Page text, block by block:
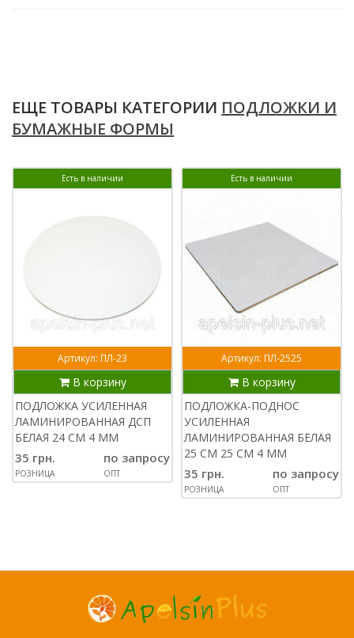
ЕЩЕ ТОВАРЫ КАТЕГОРИИ ПОДЛОЖКИ И
БУМАЖНЫЕ ФОРМЫ
Есть в наличии
Артикул: ПЛ-23
В корзину
ПОДЛОЖКА УСИЛЕННАЯ
ЛАМИНИРОВАННАЯ ДСП
БЕЛАЯ 24 СМ 4 ММ
35 грн.
РОЗНИЦА
по запросу
ОПТ
Есть в наличии
Артикул: ПЛ-2525
В корзину
ПОДЛОЖКА-ПОДНОС
УСИЛЕННАЯ
ЛАМИНИРОВАННАЯ БЕЛАЯ
25 СМ 25 СМ 4 ММ
35 грн.
РОЗНИЦА
по запросу
ОПТ